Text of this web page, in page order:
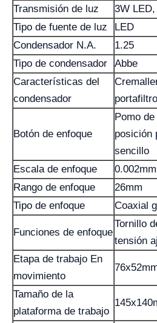
Transmisión de luz
3W
Tipo de fuente de luz
LED
Condensador N.A.
1.25
Tipo de condensador
Abbe
Características del
condensador
Botón de enfoque
Pomo
posición
sencillo
Escala de enfoque
0.002mm
Rango de enfoque
26mm
Tipo de enfoque
Coaxial
Funciones de enfoque
Tornillo
tensión
Etapa de trabajo En
movimiento
Tamaño de la
plataforma de trabajo